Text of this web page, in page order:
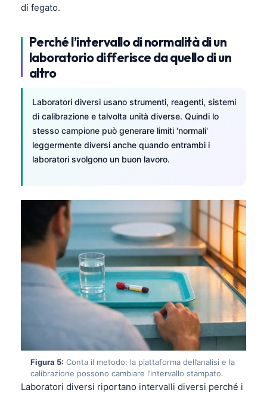
di fegato.
Perché l’intervallo di normalità di un
laboratorio differisce da quello di un
altro
Laboratori diversi usano strumenti, reagenti, sistemi
di calibrazione e talvolta unità diverse. Quindi lo
stesso campione può generare limiti 'normali'
leggermente diversi anche quando entrambi i
laboratori svolgono un buon lavoro.
Figura 5: Conta il metodo: la piattaforma dell’analisi e la
calibrazione possono cambiare l’intervallo stampato.
Laboratori diversi riportano intervalli diversi perché i